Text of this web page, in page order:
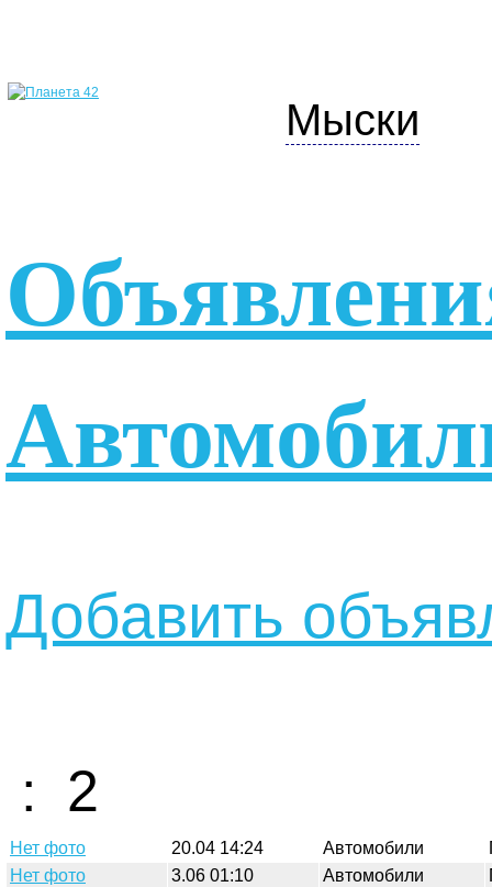
Мыски
Добавить
: 2
Нет фото 20.04 14:24 Автомобили
Нет фото
3.06 01:10 Автомобили